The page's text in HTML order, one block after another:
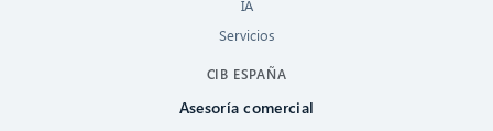
IA
Servicios
CIB ESPAÑA
Asesoría comercial